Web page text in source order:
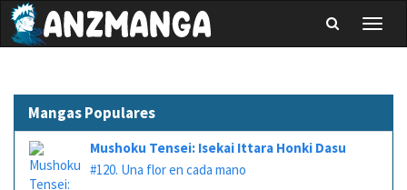
Mangas Populares
Mushoku Tensei: Isekai Ittara Honki Dasu
#120. Una flor en cada mano